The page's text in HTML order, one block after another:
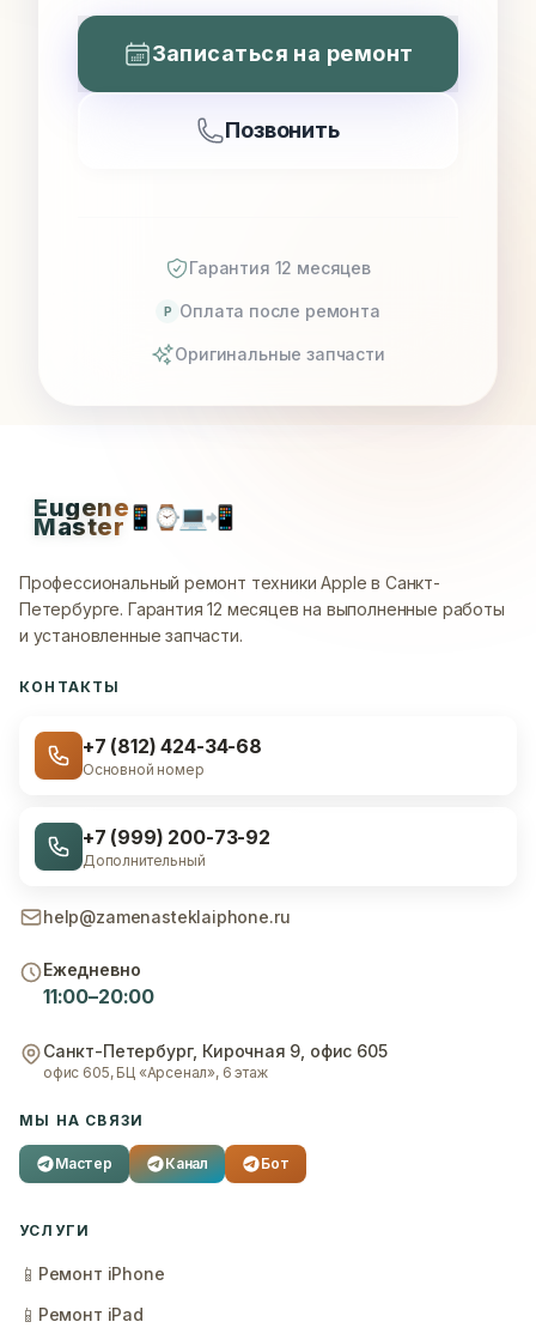
Записаться на ремонт
Позвонить
Гарантия 12 месяцев
P Оплата после ремонта
Оригинальные запчасти
Eugene
Master📱 ⌚💻📲
Профессиональный ремонт техники Apple в Санкт-
Петербурге. Гарантия 12 месяцев на выполненные работы
и установленные запчасти.
КОНТАКТЫ
+7 (812) 424-34-68
Основной номер
+7 (999) 200-73-92
Дополнительный
help@zamenasteklaiphone.ru
Ежедневно
11:00–20:00
Санкт-Петербург, Кирочная 9, офис 605
офис 605, БЦ «Арсенал», 6 этаж
МЫ НА СВЯЗИ
Мастер Канал Бот
УСЛУГИ
📱 Ремонт iPhone
📱 Ремонт iPad